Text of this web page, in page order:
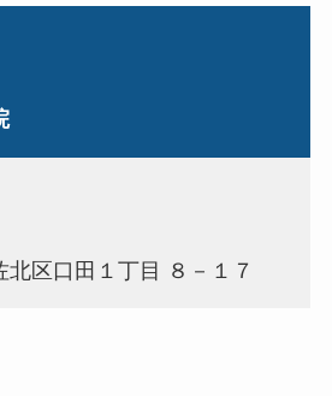
北区口田１丁目 ８－１７